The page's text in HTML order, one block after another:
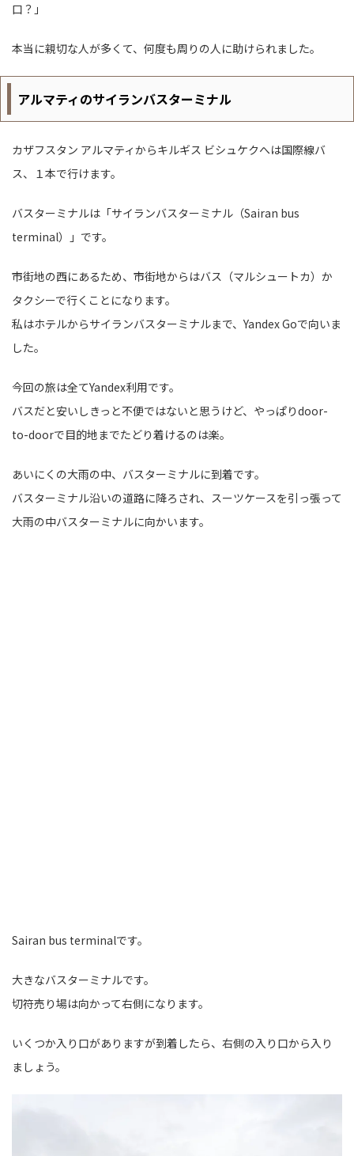
口？」
本当に親切な人が多くて、何度も周りの人に助けられました。
アルマティのサイランバスターミナル
カザフスタン アルマティからキルギス ビシュケクへは国際線バ
ス、１本で行けます。
バスターミナルは「サイランバスターミナル（Sairan bus
terminal）」です。
市街地の西にあるため、市街地からはバス（マルシュートカ）か
タクシーで行くことになります。
私はホテルからサイランバスターミナルまで、Yandex Goで向いま
した。
今回の旅は全てYandex利用です。
バスだと安いしきっと不便ではないと思うけど、やっぱりdoor-
to-doorで目的地までたどり着けるのは楽。
あいにくの大雨の中、バスターミナルに到着です。
バスターミナル沿いの道路に降ろされ、スーツケースを引っ張って
大雨の中バスターミナルに向かいます。
Sairan bus terminalです。
大きなバスターミナルです。
切符売り場は向かって右側になります。
いくつか入り口がありますが到着したら、右側の入り口から入り
ましょう。